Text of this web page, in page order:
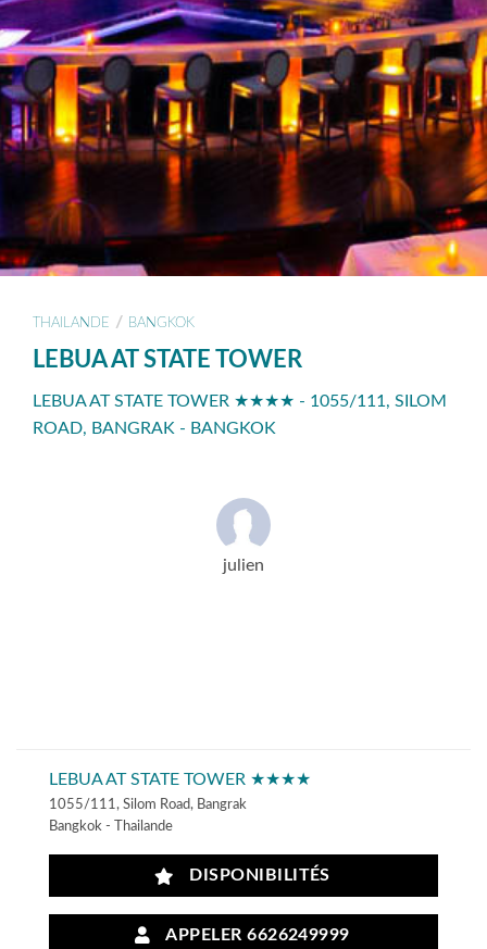
THAILANDE / BANGKOK
LEBUA AT STATE TOWER
LEBUA AT STATE TOWER ★★★★ - 1055/111, SILOM
ROAD, BANGRAK - BANGKOK
julien
LEBUA AT STATE TOWER ★★★★
1055/111, Silom Road, Bangrak
Bangkok - Thailande
DISPONIBILITÉS
APPELER 6626249999